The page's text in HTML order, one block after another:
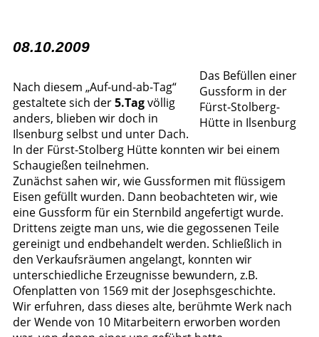
08.10.2009
Das Befüllen einer
Gussform in der
Fürst-Stolberg-
Hütte in Ilsenburg
Nach diesem „Auf-und-ab-Tag“
gestaltete sich der5.Tagvöllig
anders, blieben wir doch in
Ilsenburg selbst und unter Dach.
In der Fürst-Stolberg Hütte konnten wir bei einem
Schaugießen teilnehmen.
Zunächst sahen wir, wie Gussformen mit flüssigem
Eisen gefüllt wurden. Dann beobachteten wir, wie
eine Gussform für ein Sternbild angefertigt wurde.
Drittens zeigte man uns, wie die gegossenen Teile
gereinigt und endbehandelt werden. Schließlich in
den Verkaufsräumen angelangt, konnten wir
unterschiedliche Erzeugnisse bewundern, z.B.
Ofenplatten von 1569 mit der Josephsgeschichte.
Wir erfuhren, dass dieses alte, berühmte Werk nach
der Wende von 10 Mitarbeitern erworben worden